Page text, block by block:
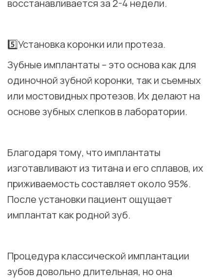
восстанавливается за 2-4 недели.
5️⃣Установка коронки или протеза.
Зубные имплантаты – это основа как для
одиночной зубной коронки, так и съемных
или мостовидных протезов. Их делают на
основе зубных слепков в лаборатории.
Благодаря тому, что имплантаты
изготавливают из титана и его сплавов, их
приживаемость составляет около 95%.
После установки пациент ощущает
имплантат как родной зуб.
Процедура классической имплантации
зубов довольно длительная, но она